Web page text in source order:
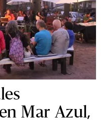
Mar Azul,